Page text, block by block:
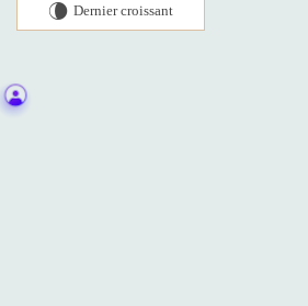
V Dernier croissant